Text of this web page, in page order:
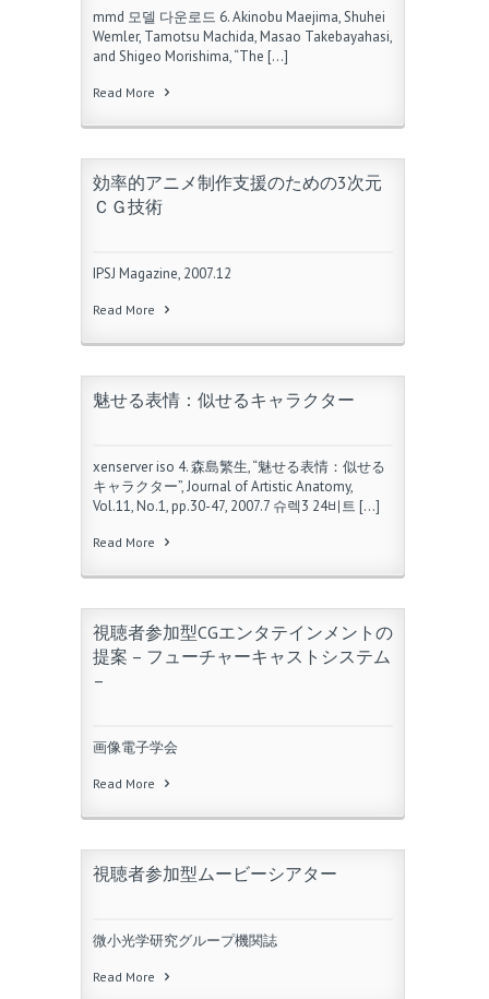
mmd 모델 다운로드 6. Akinobu Maejima, Shuhei
Wemler, Tamotsu Machida, Masao Takebayahasi,
and Shigeo Morishima, “The […]
Read More
効率的アニメ制作支援のための3次元
ＣＧ技術
IPSJ Magazine, 2007.12
Read More
魅せる表情：似せるキャラクター
xenserver iso 4. 森島繁生, “魅せる表情：似せる
キャラクター”, Journal of Artistic Anatomy,
Vol.11, No.1, pp.30-47, 2007.7 슈렉3 24비트 […]
Read More
視聴者参加型CGエンタテインメントの
提案 – フューチャーキャストシステム
–
画像電子学会
Read More
視聴者参加型ムービーシアター
微小光学研究グループ機関誌
Read More